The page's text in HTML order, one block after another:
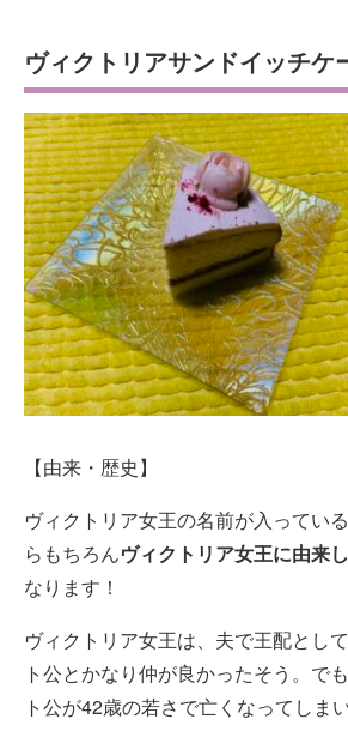
ヴィクトリアサンドイッチケ
【由来・歴史】
ヴィクトリア女王の名前が入ってい
らもちろんヴィクトリア女王に由来
なります！
ヴィクトリア女王は、夫で王配とし
ト公とかなり仲が良かったそう。で
ト公が42歳の若さで亡くなってしまい